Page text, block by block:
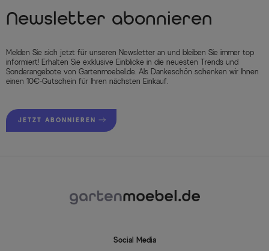
Newsletter abonnieren
Melden Sie sich jetzt für unseren Newsletter an und bleiben Sie immer top
informiert! Erhalten Sie exklusive Einblicke in die neuesten Trends und
Sonderangebote von Gartenmoebel.de. Als Dankeschön schenken wir Ihnen
einen 10€-Gutschein für Ihren nächsten Einkauf.
JETZT ABONNIEREN
Social Media